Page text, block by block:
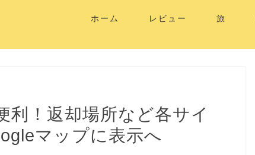
ホーム レビュー 旅
利！返却場所など各サイ
マップに表示へ